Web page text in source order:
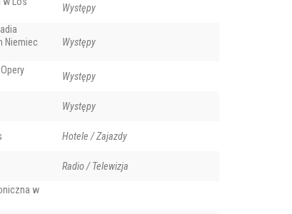
Występy
Niemiec
Występy
Występy
Występy
Hotele / Zajazdy
Radio / Telewizja
w